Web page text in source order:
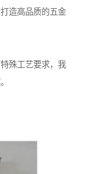
造高品质的五金
殊工艺要求，我